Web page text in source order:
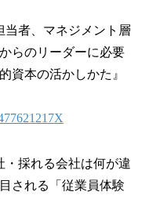
当者、マネジメント層
らのリーダーに必要
資本の活かしかた』
・採れる会社は何が違
される「従業員体験